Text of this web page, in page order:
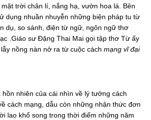
trời chân lí, nắng hạ, vườn hoa lá. Bên
dụng nhuần nhuyễn những biện pháp tu từ
dụ, so sánh, điện từ ngữ, ngôn ngữ thơ
.Giáo sư Đặng Thai Mai gọi tập thơ Từ ấy
nồng nàn nở ra từ cuộc cách mạng vĩ đại
hồn nhiên của cái nhìn về lý tưởng cách
cách mạng, dẫu còn những nhận thức đơn
lao khổ song trong thời điểm những năm